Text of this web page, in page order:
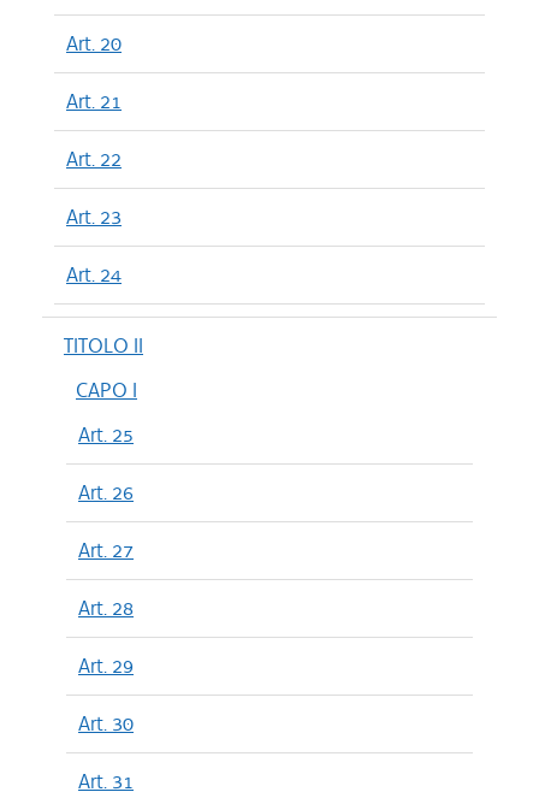
Art. 20
Art. 21
Art. 22
Art. 23
Art. 24
TITOLO II
CAPO I
Art. 25
Art. 26
Art. 27
Art. 28
Art. 29
Art. 30
Art. 31